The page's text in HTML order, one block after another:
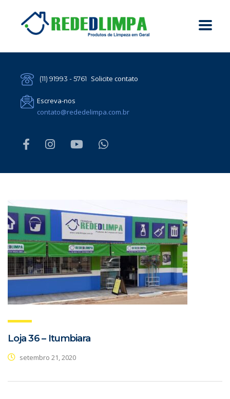
(11) 91993 - 5761 Solicite contato
Escreva-nos
contato@rededelimpa.com.br
Loja 36 – Itumbiara
setembro 21, 2020